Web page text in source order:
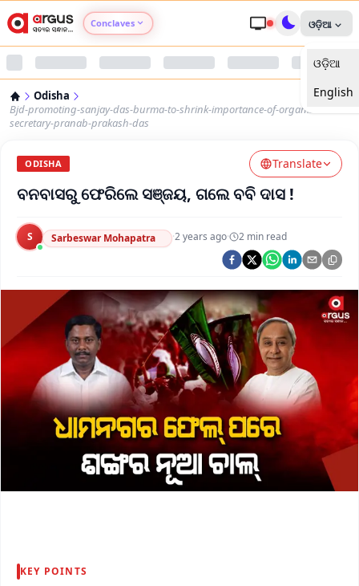
Conclaves
Argus Nari Shakti
Argus Health Connect
Argus Swaad Odisha
ଓଡ଼ିଆ
ଓଡ଼ିଆ
English
Odisha
Bjd-promoting-sanjay-das-burma-to-shrink-importance-of-organisational-
secretary-pranab-prakash-das
ODISHA Translate
ବନବାସରୁ ଫେରିଲେ ସଞ୍ଜୟ, ଗଲେ ବବି ଦାସ !
S Sarbeswar Mohapatra ·2 years ago· 2 min read
KEY POINTS